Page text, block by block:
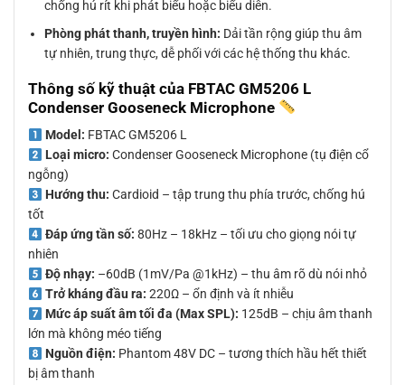
chống hú rít khi phát biểu hoặc biểu diễn.
Phòng phát thanh, truyền hình: Dải tần rộng giúp thu âm
tự nhiên, trung thực, dễ phối với các hệ thống thu khác.
Thông số kỹ thuật của FBTAC GM5206 L
Condenser Gooseneck Microphone
Model: FBTAC GM5206 L
Loại micro: Condenser Gooseneck Microphone (tụ điện cổ
ngỗng)
Hướng thu: Cardioid – tập trung thu phía trước, chống hú
tốt
Đáp ứng tần số: 80Hz – 18kHz – tối ưu cho giọng nói tự
nhiên
Độ nhạy: –60dB (1mV/Pa @1kHz) – thu âm rõ dù nói nhỏ
Trở kháng đầu ra: 220Ω – ổn định và ít nhiễu
Mức áp suất âm tối đa (Max SPL): 125dB – chịu âm thanh
lớn mà không méo tiếng
Nguồn điện: Phantom 48V DC – tương thích hầu hết thiết
bị âm thanh